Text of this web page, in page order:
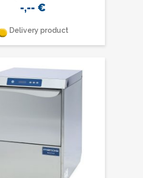
-,-- €
Delivery product